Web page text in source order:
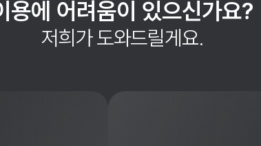
용에 어려움이 있으신가요?
저희가 도와드릴게요.